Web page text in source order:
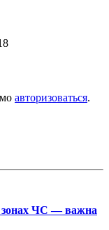
авторизоваться.
зонах ЧС — важна